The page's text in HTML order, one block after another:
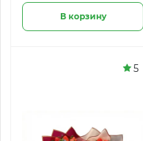
В корзину
5